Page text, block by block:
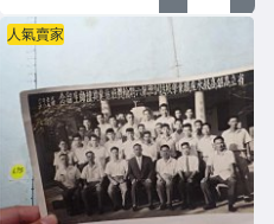
人氣賣家